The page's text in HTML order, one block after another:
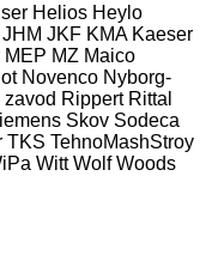
Helios Heylo
JHM JKF KMA Kaeser
MEP MZ Maico
Novenco Nyborg-
Rippert Rittal
Skov Sodeca
TKS TehnoMashStroy
Witt Wolf Woods